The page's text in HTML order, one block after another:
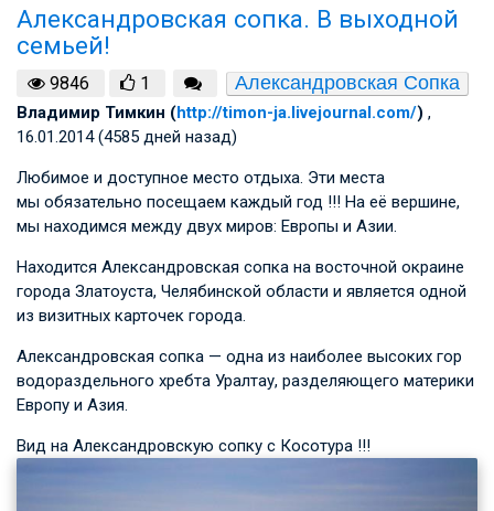
Александровская сопка. В выходной
семьей!
9846 1 Александровская Сопка
Владимир Тимкин (http://timon-ja.livejournal.com/) ,
16.01.2014 (4585 дней назад)
Любимое и доступное место отдыха. Эти места
мы обязательно посещаем каждый год !!! На её вершине,
мы находимся между двух миров: Европы и Азии.
Находится Александровская сопка на восточной окраине
города Златоуста, Челябинской области и является одной
из визитных карточек города.
Александровская сопка — одна из наиболее высоких гор
водораздельного хребта Уралтау, разделяющего материки
Европу и Азия.
Вид на Александровскую сопку с Косотура !!!